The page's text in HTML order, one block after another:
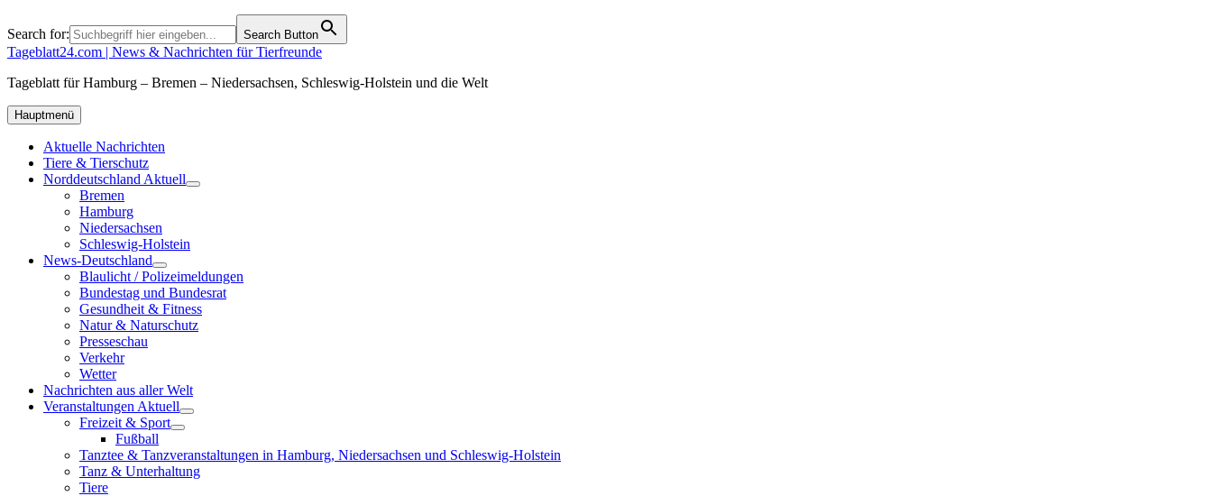
Search for: Search Button
Tageblatt24.com | News & Nachrichten für Tierfreunde
Tageblatt für Hamburg – Bremen – Niedersachsen, Schleswig-Holstein und die Welt
Hauptmenü
Aktuelle Nachrichten
Tiere & Tierschutz
Norddeutschland Aktuell
Bremen
Hamburg
Niedersachsen
Schleswig-Holstein
News-Deutschland
Blaulicht / Polizeimeldungen
Bundestag und Bundesrat
Gesundheit & Fitness
Natur & Naturschutz
Presseschau
Verkehr
Wetter
Nachrichten aus aller Welt
Veranstaltungen Aktuell
Freizeit & Sport
Fußball
Tanztee & Tanzveranstaltungen in Hamburg, Niedersachsen und Schleswig-Holstein
Tanz & Unterhaltung
Tiere